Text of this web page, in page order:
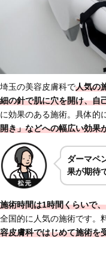
埼玉の美容皮膚科で人気の
細の針で肌に穴を開け、自
に効果のある施術。具体的
開き」などへの幅広い効果
ダーマペ
果が期待
施術時間は1時間くらいで
全国的に人気の施術です。
容皮膚科ではじめて施術を